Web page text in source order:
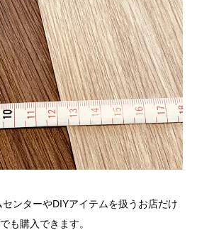
ンターやDIYアイテムを扱うお店だけ
も購入できます。